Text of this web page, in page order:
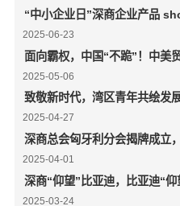
“中小企业日”深商企业产品
2025-06-23
面向霸权，中国“不跪”！中美
2025-05-06
致敬新时代，湾区青年共绘发
2025-04-27
深商总会匈牙利分会揭牌成立
2025-04-01
深商“仰望”比亚迪，比亚迪“
2025-03-24